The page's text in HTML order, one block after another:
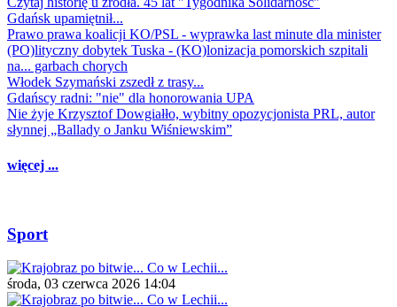
Gdańsk upamiętnił...
Prawo prawa koalicji KO/PSL - wyprawka last minute dla minister
(PO)lityczny dobytek Tuska - (KO)lonizacja pomorskich szpitali
na... garbach chorych
Włodek Szymański zszedł z trasy...
Gdańscy radni: "nie" dla honorowania UPA
Nie żyje Krzysztof Dowgiałło, wybitny opozycjonista PRL, autor
słynnej „Ballady o Janku Wiśniewskim”
więcej ...
Sport
środa, 03 czerwca 2026 14:04